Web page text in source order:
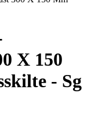
X 150
- Sg